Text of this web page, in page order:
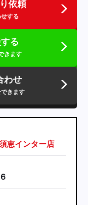
依頼
する
る
きます
わせ
きます
恵インター店